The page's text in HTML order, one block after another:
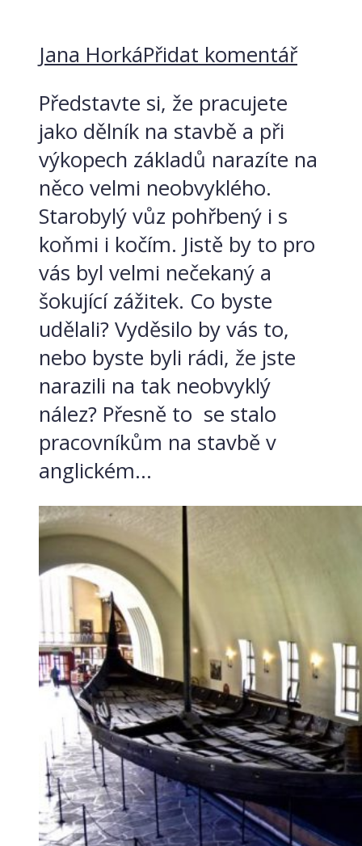
Jana HorkáPřidat komentář
Představte si, že pracujete
jako dělník na stavbě a při
výkopech základů narazíte na
něco velmi neobvyklého.
Starobylý vůz pohřbený i s
koňmi i kočím. Jistě by to pro
vás byl velmi nečekaný a
šokující zážitek. Co byste
udělali? Vyděsilo by vás to,
nebo byste byli rádi, že jste
narazili na tak neobvyklý
nález? Přesně to se stalo
pracovníkům na stavbě v
anglickém...